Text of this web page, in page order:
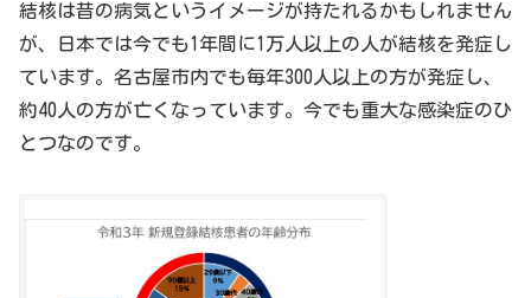
結核は昔の病気というイメージが持たれるかもしれません
が、日本では今でも1年間に1万人以上の人が結核を発症し
ています。名古屋市内でも毎年300人以上の方が発症し、
約40人の方が亡くなっています。今でも重大な感染症のひ
とつなのです。